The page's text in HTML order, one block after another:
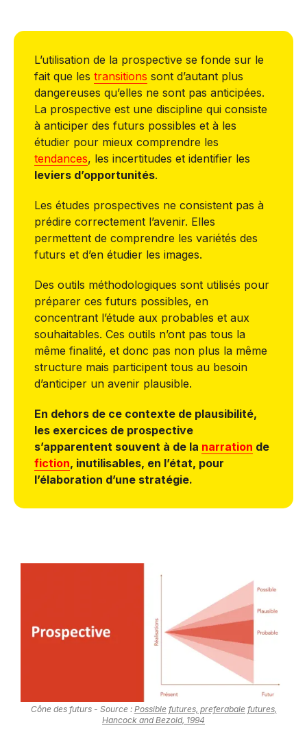
L’utilisation de la prospective se fonde sur le
fait que les transitions sont d’autant plus
dangereuses qu’elles ne sont pas anticipées.
La prospective est une discipline qui consiste
à anticiper des futurs possibles et à les
étudier pour mieux comprendre les
tendances, les incertitudes et identifier les
leviers d’opportunités.
Les études prospectives ne consistent pas à
prédire correctement l’avenir. Elles
permettent de comprendre les variétés des
futurs et d’en étudier les images.
Des outils méthodologiques sont utilisés pour
préparer ces futurs possibles, en
concentrant l’étude aux probables et aux
souhaitables. Ces outils n’ont pas tous la
même finalité, et donc pas non plus la même
structure mais participent tous au besoin
d’anticiper un avenir plausible.
En dehors de ce contexte de plausibilité,
les exercices de prospective
s’apparentent souvent à de la narration de
fiction, inutilisables, en l’état, pour
l’élaboration d’une stratégie.
Cône des futurs - Source : Possible futures, preferabale futures,
Hancock and Bezold, 1994